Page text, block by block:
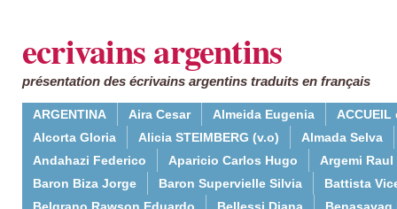
ecrivains argentins
présentation des écrivains argentins traduits en français
ARGENTINA Aira Cesar Almeida Eugenia
ACCUEIL
Alcorta Gloria
Alicia STEIMBERG (v.o)
Almada Selva
Andahazi Federico
Aparicio Carlos Hugo
Argemi Raul
Baron Biza Jorge
Baron Supervielle Silvia
Battista